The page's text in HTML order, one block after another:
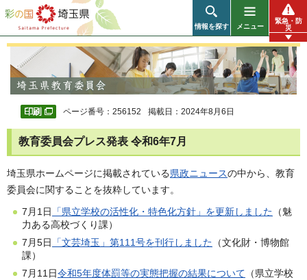
彩の国 埼玉県
情報を探す メニュー
緊急・防
災
ページ番号：256152 掲載日：2024年8月6日
教育委員会プレス発表 令和6年7月
埼玉県ホームページに掲載されている県政ニュースの中から、教育
委員会に関することを抜粋しています。
7月1日 「県立学校の活性化・特色化方針」を更新しました （魅
力ある高校づくり課）
7月5日
「文芸埼玉」第111号を刊行しました （文化財・博物館
課）
7月11日令和5年度体罰等の実態把握の結果について （県立学校